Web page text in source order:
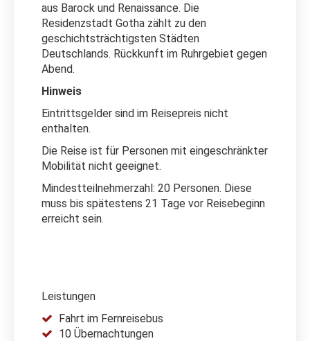
aus Barock und Renaissance. Die
Residenzstadt Gotha zählt zu den
geschichtsträchtigsten Städten
Deutschlands. Rückkunft im Ruhrgebiet gegen
Abend.
Hinweis
Eintrittsgelder sind im Reisepreis nicht
enthalten.
Die Reise ist für Personen mit eingeschränkter
Mobilität nicht geeignet.
Mindestteilnehmerzahl: 20 Personen. Diese
muss bis spätestens 21 Tage vor Reisebeginn
erreicht sein.
Leistungen
Fahrt im Fernreisebus
10 Übernachtungen